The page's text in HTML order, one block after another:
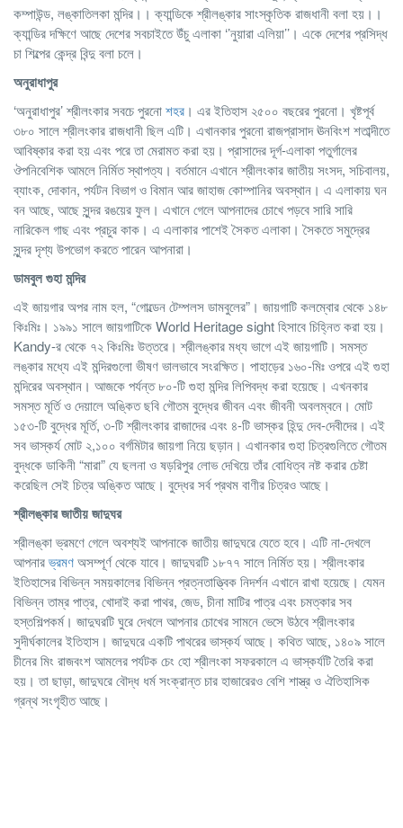
কম্পাউন্ড, লঙ্কাতিলকা মন্দির।। ক্যান্ডিকে শ্রীলঙ্কার সাংস্কৃতিক রাজধানী বলা হয়।।
ক্যান্ডির দক্ষিণে আছে দেশের সবচাইতে উঁচু এলাকা ‘’নুয়ারা এলিয়া’’। একে দেশের প্রসিদ্ধ
চা শিল্পের কেন্দ্র বিন্দু বলা চলে।
অনুরাধাপুর
‘অনুরাধাপুর’ শ্রীলংকার সবচে পুরনোশহর । এর ইতিহাস ২৫০০ বছরের পুরনো। খৃষ্টপূর্ব
৩৮০ সালে শ্রীলংকার রাজধানী ছিল এটি। এখানকার পুরনো রাজপ্রাসাদ ঊনবিংশ শতাব্দীতে
আবিষ্কার করা হয় এবং পরে তা মেরামত করা হয়। প্রাসাদের দূর্গ-এলাকা পতুর্গালের
ঔপনিবেশিক আমলে নির্মিত স্থাপত্য। বর্তমানে এখানে শ্রীলংকার জাতীয় সংসদ, সচিবালয়,
ব্যাংক, দোকান, পর্যটন বিভাগ ও বিমান আর জাহাজ কোম্পানির অবস্থান। এ এলাকায় ঘন
বন আছে, আছে সুন্দর রঙয়ের ফুল। এখানে গেলে আপনাদের চোখে পড়বে সারি সারি
নারিকেল গাছ এবং প্রচুর কাক। এ এলাকার পাশেই সৈকত এলাকা। সৈকতে সমুদ্রের
সুন্দর দৃশ্য উপভোগ করতে পারেন আপনারা।
ডামবুলগুহামন্দির
এই জায়গার অপর নাম হল, “গোল্ডেন টেম্পলস ডামবুলের”। জায়গাটি কলম্বোর থেকে ১৪৮
কিঃমিঃ। ১৯৯১ সালে জায়গাটিকে World Heritage sight হিসাবে চিহ্নিত করা হয়।
Kandy-র থেকে ৭২ কিঃমিঃ উত্তরে। শ্রীলঙ্কার মধ্য ভাগে এই জায়গাটি। সমস্ত
লঙ্কার মধ্যে এই মন্দিরগুলো ভীষণ ভালভাবে সংরক্ষিত। পাহাড়ের ১৬০-মিঃ ওপরে এই গুহা
মন্দিরের অবস্থান। আজকে পর্যন্ত ৮০-টি গুহা মন্দির লিপিবদ্ধ করা হয়েছে। এখনকার
সমস্ত মূর্তি ও দেয়ালে অঙ্কিত ছবি গৌতম বুদ্ধের জীবন এবং জীবনী অবলম্বনে। মোট
১৫৩-টি বুদ্ধের মূর্তি, ৩-টি শ্রীলংকার রাজাদের এবং ৪-টি ভাস্কর হিন্দু দেব-দেবীদের। এই
সব ভাস্কর্য মোট ২,১০০ বর্গমিটার জায়গা নিয়ে ছড়ান। এখানকার গুহা চিত্রগুলিতে গৌতম
বুদ্ধকে ডাকিনী “মারা” যে ছলনা ও ষড়রিপুর লোভ দেখিয়ে তাঁর বোধিত্ব নষ্ট করার চেষ্টা
করেছিল সেই চিত্র অঙ্কিত আছে। বুদ্ধের সর্ব প্রথম বাণীর চিত্রও আছে।
শ্রীলঙ্কারজাতীয়জাদুঘর
শ্রীলঙ্কা ভ্রমণে গেলে অবশ্যই আপনাকে জাতীয় জাদুঘরে যেতে হবে। এটি না-দেখলে
আপনারভ্রমণঅসম্পূর্ণ থেকে যাবে। জাদুঘরটি ১৮৭৭ সালে নির্মিত হয়। শ্রীলংকার
ইতিহাসের বিভিন্ন সময়কালের বিভিন্ন প্রত্নতাত্ত্বিক নিদর্শন এখানে রাখা হয়েছে। যেমন
বিভিন্ন তাম্র পাত্র, খোদাই করা পাথর, জেড, চীনা মাটির পাত্র এবং চমত্কার সব
হস্তশিল্পকর্ম। জাদুঘরটি ঘুরে দেখলে আপনার চোখের সামনে ভেসে উঠবে শ্রীলংকার
সুদীর্ঘকালের ইতিহাস। জাদুঘরে একটি পাথরের ভাস্কর্য আছে। কথিত আছে, ১৪০৯ সালে
চীনের মিং রাজবংশ আমলের পর্যটক চেং হো শ্রীলংকা সফরকালে এ ভাস্কর্যটি তৈরি করা
হয়। তা ছাড়া, জাদুঘরে বৌদ্ধ ধর্ম সংক্রান্ত চার হাজারেরও বেশি শাস্ত্র ও ঐতিহাসিক
গ্রন্থ সংগৃহীত আছে।